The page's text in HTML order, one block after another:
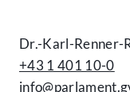
Dr.-Karl-Renner-
+43 1 401 10-0